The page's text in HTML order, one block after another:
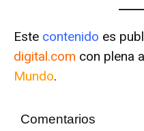
Este contenido es
digital.com con plena
Mundo.
Comentarios